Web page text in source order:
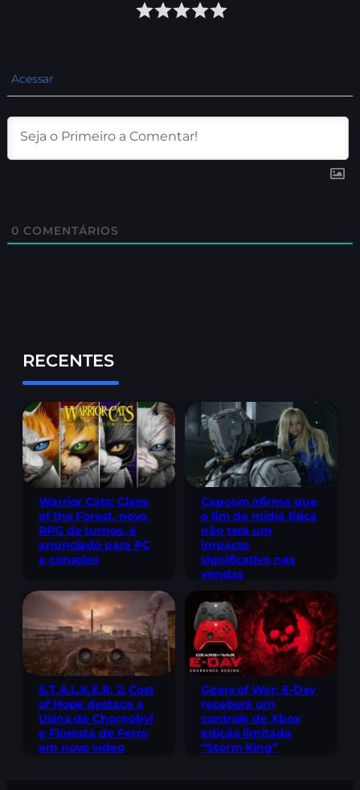
Acessar
0 COMENTÁRIOS
RECENTES
Warrior Cats: Clans
of the Forest, novo
RPG de turnos, é
anunciado para PC
e consoles
Capcom afirma que
o fim da mídia física
não terá um
impacto
significativo nas
vendas
S.T.A.L.K.E.R. 2: Cost
of Hope destaca a
Usina de Chornobyl
e Floresta de Ferro
em novo vídeo
Gears of War: E-Day
receberá um
controle de Xbox
edição limitada
“Storm King”